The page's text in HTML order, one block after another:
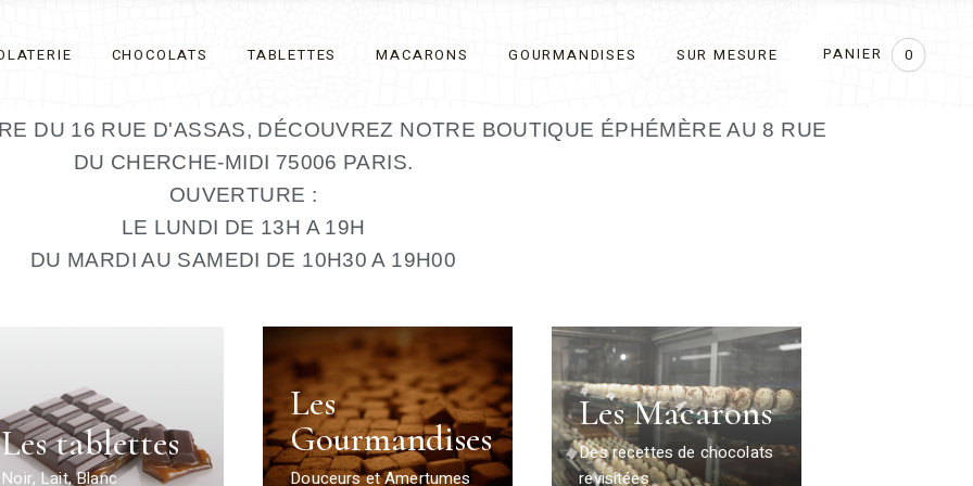
CHOCOLATS TABLETTES MACARONS GOURMANDISES SUR MESURE PANIER 0
DU 16 RUE D'ASSAS, DÉCOUVREZ NOTRE BOUTIQUE ÉPHÉMÈRE AU 8 RUE
DU CHERCHE-MIDI 75006 PARIS.
OUVERTURE :
LE LUNDI DE 13H A 19H
DU MARDI AU SAMEDI DE 10H30 A 19H00
Les tablettes
Noir, Lait, Blanc
Les
Gourmandises
Douceurs et Amertumes
Les Macarons
Des recettes de chocolats
revisitées